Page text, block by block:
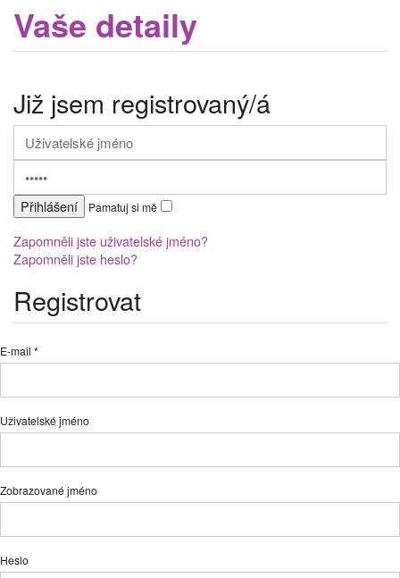
Vaše detaily
Již jsem registrovaný/á
Pamatuj si mě
Zapomněli jste uživatelské jméno?
Zapomněli jste heslo?
Registrovat
E-mail *
Uživatelské jméno
Zobrazované jméno
Heslo